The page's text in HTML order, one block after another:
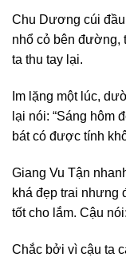
Chu Dương cúi
nhổ cỏ bên đường,
ta thu tay lại.
Im lặng một lúc,
lại nói: “Sáng hôm
bát có được tính
Giang Vu Tận
khá đẹp trai nhưng
tốt cho lắm. Cậu
Chắc bởi vì cậu ta